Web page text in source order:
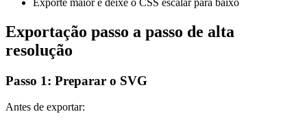
Exporte maior e deixe o CSS escalar para baixo
Exportação passo a passo de alta
resolução
Passo 1: Preparar o SVG
Antes de exportar: